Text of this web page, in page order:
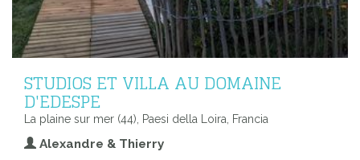
STUDIOS ET VILLA AU DOMAINE
D'EDESPE
La plaine sur mer (44), Paesi della Loira, Francia
Alexandre & Thierry